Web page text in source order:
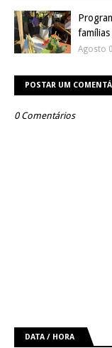
Agosto
POSTAR UM
0 Comentários
DATA / HORA